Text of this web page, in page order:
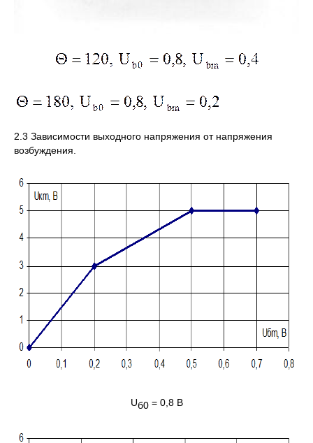
2.3 Зависимости выходного напряжения от напряжения
возбуждения.
Uб0= 0,8 B